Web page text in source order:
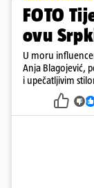
FOTO
ovu
U moru
Anja Blagojević,
i upečatljivim
Dubaiju, Anja je